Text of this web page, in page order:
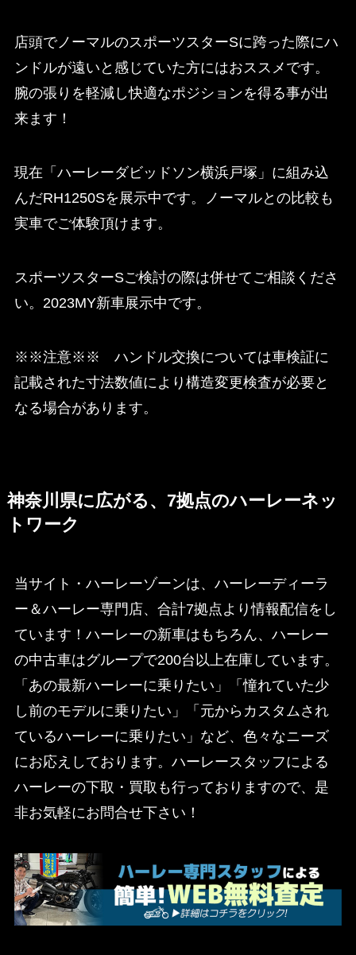
店頭でノーマルのスポーツスターSに跨った際にハ
ンドルが遠いと感じていた方にはおススメです。
腕の張りを軽減し快適なポジションを得る事が出
来ます！
現在「ハーレーダビッドソン横浜戸塚」に組み込
んだRH1250Sを展示中です。ノーマルとの比較も
実車でご体験頂けます。
スポーツスターSご検討の際は併せてご相談くださ
い。2023MY新車展示中です。
※※注意※※ ハンドル交換については車検証に
記載された寸法数値により構造変更検査が必要と
なる場合があります。
神奈川県に広がる、7拠点のハーレーネッ
トワーク
当サイト・ハーレーゾーンは、ハーレーディーラ
ー＆ハーレー専門店、合計7拠点より情報配信をし
ています！ハーレーの新車はもちろん、ハーレー
の中古車はグループで200台以上在庫しています。
「あの最新ハーレーに乗りたい」「憧れていた少
し前のモデルに乗りたい」「元からカスタムされ
ているハーレーに乗りたい」など、色々なニーズ
にお応えしております。ハーレースタッフによる
ハーレーの下取・買取も行っておりますので、是
非お気軽にお問合せ下さい！